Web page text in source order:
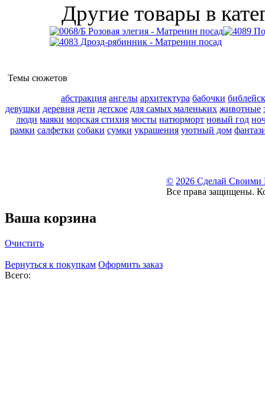
Другие товары в
Темы сюжетов
абстракция ангелы архитектура бабочки
девушки деревня дети детское для самых маленьких животные
люди маяки морская стихия мосты натюрморт новый год
рамки салфетки собаки сумки украшения уютный дом
© 2026 Сделай Своими
Все права защищены.
Ваша корзина
Очистить
Вернуться к покупкам Оформить заказ
Всего: